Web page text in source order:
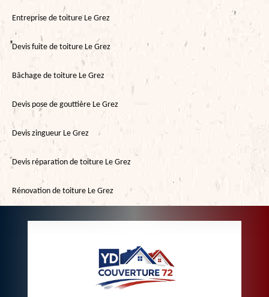
Entreprise de toiture Le Grez
Devis fuite de toiture Le Grez
Bâchage de toiture Le Grez
Devis pose de gouttière Le Grez
Devis zingueur Le Grez
Devis réparation de toiture Le Grez
Rénovation de toiture Le Grez